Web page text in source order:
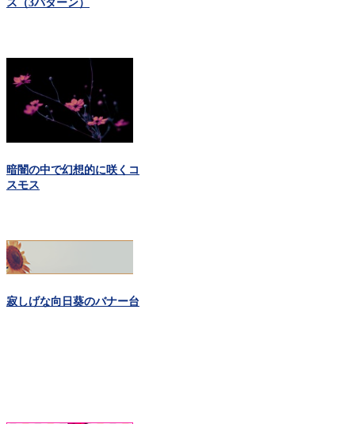
ス（3パターン）
暗闇の中で幻想的に咲くコ
スモス
寂しげな向日葵のバナー台